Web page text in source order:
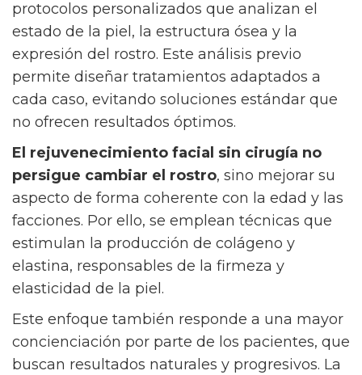
protocolos personalizados que analizan el
estado de la piel, la estructura ósea y la
expresión del rostro. Este análisis previo
permite diseñar tratamientos adaptados a
cada caso, evitando soluciones estándar que
no ofrecen resultados óptimos.
El rejuvenecimiento facial sin cirugía no
persigue cambiar el rostro, sino mejorar su
aspecto de forma coherente con la edad y las
facciones. Por ello, se emplean técnicas que
estimulan la producción de colágeno y
elastina, responsables de la firmeza y
elasticidad de la piel.
Este enfoque también responde a una mayor
concienciación por parte de los pacientes, que
buscan resultados naturales y progresivos. La